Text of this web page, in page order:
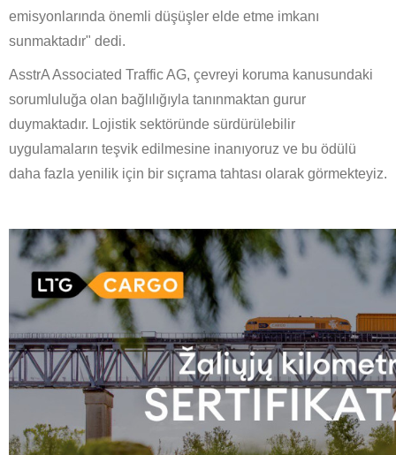
emisyonlarında önemli düşüşler elde etme imkanı
sunmaktadır" dedi.
AsstrA Associated Traffic AG, çevreyi koruma kanusundaki
sorumluluğa olan bağlılığıyla tanınmaktan gurur
duymaktadır. Lojistik sektöründe sürdürülebilir
uygulamaların teşvik edilmesine inanıyoruz ve bu ödülü
daha fazla yenilik için bir sıçrama tahtası olarak görmekteyiz.